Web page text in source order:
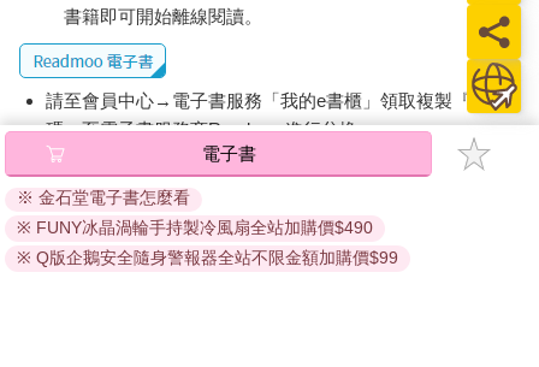
誤以為「新科技可以自我行銷」。雖然這個觀念有時候未必錯
誤，但通常是事後諸葛型的聰明。一般而言，解決方案找到它能
解決的問題，必須經過許多釐清需求要件的程序和設計工作──譬
如，讓教師們相信，使用超級粉筆能使教學更有效率。
5.2.3 比喻法 許多產品的開發程序起始於各種比喻式思維方式──
明喻或比較。譬如，某人說：「製造一個類似這個的東西。」雖
然客戶強調「這個」，但釐清需求要件的程序則是界定「類似」
的意義。
書籍即可開始離線閱讀。
請至會員中心→電子書服務「我的e書櫃」領取複製『兌換
碼』至電子書服務商Readmoo進行兌換。
退換貨須知：
因版權保護，您在金石堂所購買的電子書僅能以金石堂專屬
的閱讀軟體開啟閱讀，無法以其他閱讀器或直接下載檔案。
依據「消費者保護法」第19條及行政院消費者保護處公告之
電子書
※ 金石堂電子書怎麼看
※ FUNY冰晶渦輪手持製冷風扇全站加購價$490
※ Q版企鵝安全隨身警報器全站不限金額加購價$99